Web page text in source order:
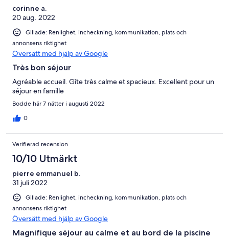
corinne a.
20 aug. 2022
Gillade: Renlighet, incheckning, kommunikation, plats och
annonsens riktighet
Översätt med hjälp av Google
Très bon séjour
Agréable accueil. Gîte très calme et spacieux. Excellent pour un
séjour en famille
Bodde här 7 nätter i augusti 2022
0
Verifierad recension
10/10 Utmärkt
pierre emmanuel b.
31 juli 2022
Gillade: Renlighet, incheckning, kommunikation, plats och
annonsens riktighet
Översätt med hjälp av Google
Magnifique séjour au calme et au bord de la piscine